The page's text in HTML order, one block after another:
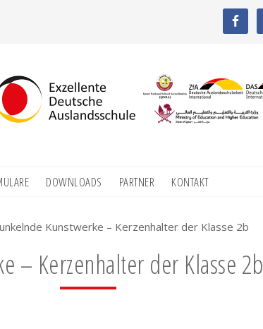
DOWNLOADS PARTNER KONTAKT
Kunstwerke – Kerzenhalter der Klasse 2b
– Kerzenhalter der Klasse 2b